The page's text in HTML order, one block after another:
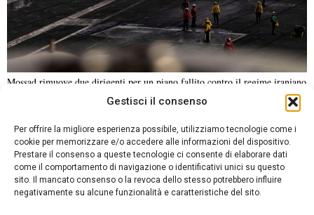
Gestisci il consenso
Per offrire la migliore esperienza possibile, utilizziamo tecnologie come i
cookie per memorizzare e/o accedere alle informazioni del dispositivo.
Prestare il consenso a queste tecnologie ci consente di elaborare dati
come il comportamento di navigazione o identificativi unici su questo
sito. Il mancato consenso o la revoca dello stesso potrebbero influire
negativamente su alcune funzionalità e caratteristiche del sito.
Mossad rimuove due dirigenti per un piano fallito contro il regime iraniano
ANALISI E OPINIONI
SPORT CULTURA VIAGGI
Contatti
Informativa sulla privacy
DA NON PERDERE